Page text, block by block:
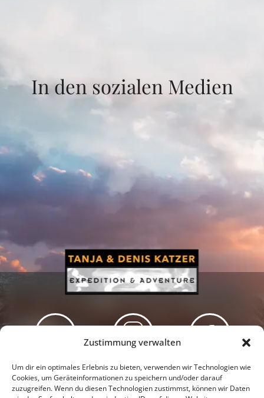
Zustimmung verwalten
Um dir ein optimales Erlebnis zu bieten, verwenden wir Technologien wie
Cookies, um Geräteinformationen zu speichern und/oder darauf
zuzugreifen. Wenn du diesen Technologien zustimmst, können wir Daten
In den sozialen Medien
Newsletter Podcast Facebook